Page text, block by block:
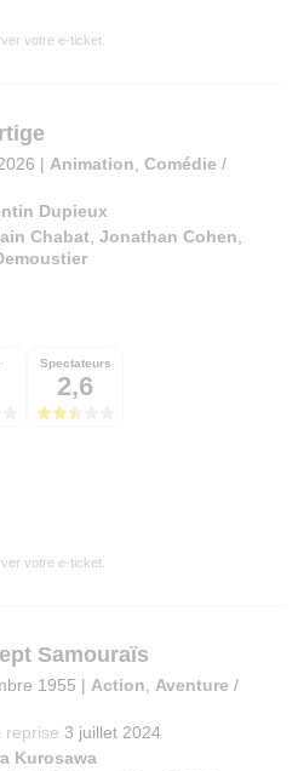
votre e-ticket.
| Animation ,Comédie /
Dupieux
Chabat ,Jonathan Cohen
Spectateurs
2,6
votre e-ticket.
Samouraïs
1955 | Action Aventure /
reprise 3 juillet 2024
Kurosawa